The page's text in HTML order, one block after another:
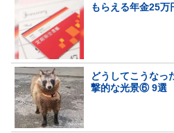
もらえる年金25万
どうしてこうな
撃的な光景⑥ 9選